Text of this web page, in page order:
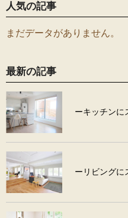
人気の記事
まだデータがありません。
最新の記事
ーキッチンに
ーリビングに